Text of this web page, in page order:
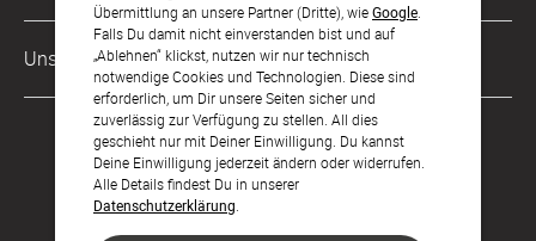
Übermittlung an unsere Partner (Dritte), wieGoogle
Falls Du damit nicht einverstanden bist und auf
„Ablehnen“ klickst, nutzen wir nur technisch
notwendige Cookies und Technologien. Diese sind
erforderlich, um Dir unsere Seiten sicher und
zuverlässig zur Verfügung zu stellen. All dies
geschieht nur mit Deiner Einwilligung. Du kannst
Deine Einwilligung jederzeit ändern oder widerrufen.
Alle Details findest Du in unserer
Datenschutzerklärung
Datenschutz
Barrierefreiheitserklärung
LLM's
FAQ & Hilfe
Schweiz
Frankreich
Unsere Partner